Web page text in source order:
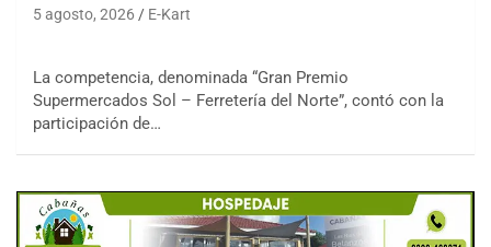
5 agosto, 2026 E-Kart
La competencia, denominada “Gran Premio
Supermercados Sol – Ferretería del Norte”, contó con la
participación de…